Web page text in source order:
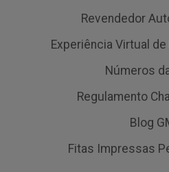
Revendedor
Experiência Virtual
Números
Regulamento
Blog
Fitas Impressas